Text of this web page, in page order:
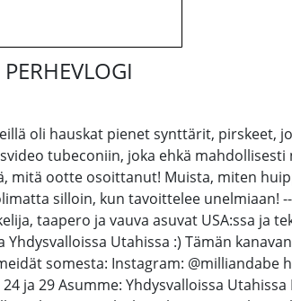
oli hauskat pienet synttärit, pirskeet,
tubeconiin, joka ehkä
ootte osoittanut! Muista, miten
silloin, kun tavoittelee unelmiaan!
taapero ja vauva asuvat USA:ssa ja
Utahissa :) Tämän
somesta: Instagram:
ja 29 Asumme: Yhdysvalloissa